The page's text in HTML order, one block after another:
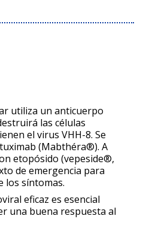
utiliza un anticuerpo
las células
el virus VHH-8. Se
(Mabthéra®). A
etopósido (vepeside®,
de emergencia para
los síntomas.
eficaz es esencial
una buena respuesta al